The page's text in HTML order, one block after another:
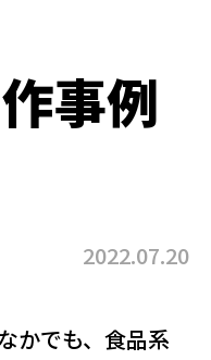
事例
2022.07.20
かでも、食品系